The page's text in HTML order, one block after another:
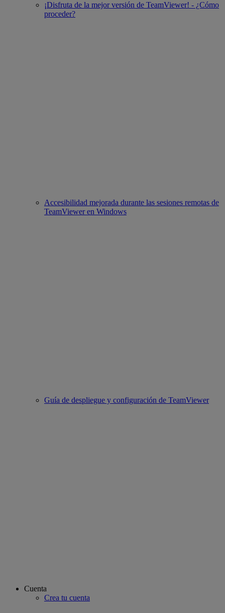
¡Disfruta de la mejor versión de TeamViewer! - ¿Cómo
proceder?
Accesibilidad mejorada durante las sesiones remotas de
TeamViewer en Windows
Guía de despliegue y configuración de TeamViewer
Cuenta
Crea tu cuenta